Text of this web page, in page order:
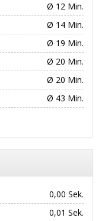
Ø 12 Min.
Ø 14 Min.
Ø 19 Min.
Ø 20 Min.
Ø 20 Min.
Ø 43 Min.
0,00 Sek.
0,01 Sek.